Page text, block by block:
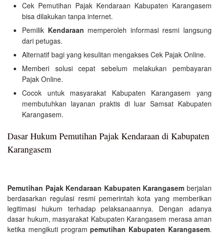
Cek Pemutihan Pajak Kendaraan Kabupaten Karangasem
bisa dilakukan tanpa internet.
Pemilik Kendaraan memperoleh informasi resmi langsung
dari petugas.
Alternatif bagi yang kesulitan mengakses Cek Pajak Online.
Memberi solusi cepat sebelum melakukan pembayaran
Pajak Online.
Cocok untuk masyarakat Kabupaten Karangasem yang
membutuhkan layanan praktis di luar Samsat Kabupaten
Karangasem.
Dasar Hukum Pemutihan Pajak Kendaraan di Kabupaten
Karangasem
Pemutihan Pajak Kendaraan Kabupaten Karangasem berjalan
berdasarkan regulasi resmi pemerintah kota yang memberikan
legitimasi hukum terhadap pelaksanaannya. Dengan adanya
dasar hukum, masyarakat Kabupaten Karangasem merasa aman
ketika mengikuti programpemutihan Kabupaten Karangasem.